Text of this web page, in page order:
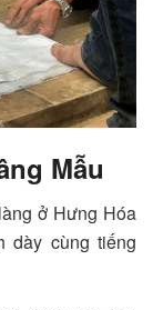
Mẫu
ở Hưng Hóa
dày cùng tiếng